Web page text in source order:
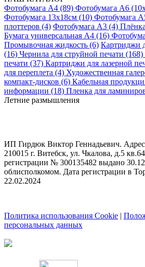
Фотобумага A4 (89) Фотобумага A6
Фотобумага 13х18см (10) Фотобумага
плоттеров (4) Фотобумага A3 (4)
Бумага универсальная A4 (16)
Промывочная жидкость (6) Картриджи
(16) Чернила для струйной печати (168)
печати (37) Картриджи для лазерной
для переплета (4) Художественная
компакт-дисков (6) Кабельная
информации (18) Пленка для
Летние размышления
ИП Гирдюк Виктор Геннадьевич.
210015 г. Витебск, ул. Чкалова, д.5
регистрации № 300135482 выдано
облисполкомом. Дата регистрации в
22.02.2024
Политика использования Cookie |
персональных данных